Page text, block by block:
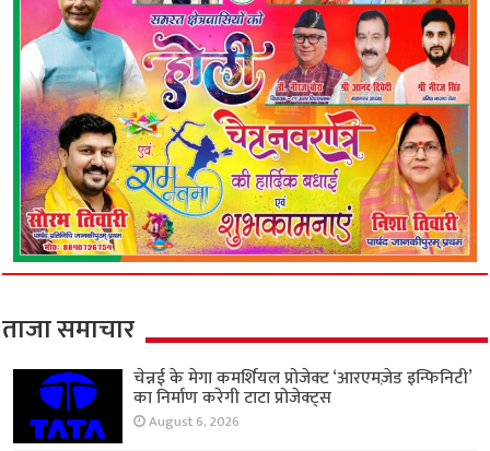
ताजा समाचार
चेन्नई के मेगा कमर्शियल प्रोजेक्ट ‘आरएमज़ेड इन्फिनिटी’
का निर्माण करेगी टाटा प्रोजेक्ट्स
August 6, 2026